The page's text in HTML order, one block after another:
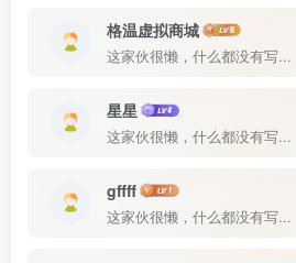
格温虚拟商城
这家伙很懒，什么都没有写...
星星
这家伙很懒，什么都没有写...
gffff
这家伙很懒，什么都没有写...